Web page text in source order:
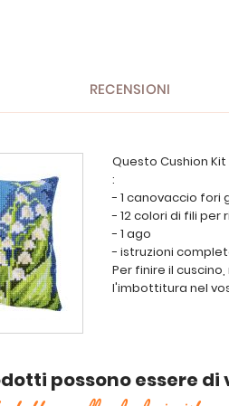
RECENSIONI
Questo Cushion
:
- 1 canovaccio fori
- 12 colori di fili per
- 1 ago
- istruzioni
Per finire il
l'imbottitura nel
possono essere